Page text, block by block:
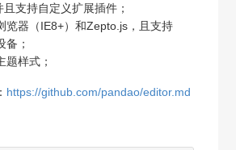
支持自定义扩展插件；
览器（IE8+）和Zepto.js，且支持
备；
题样式；
https://github.com/pandao/editor.md